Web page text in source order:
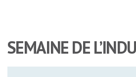
SEMAINE DE